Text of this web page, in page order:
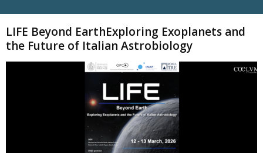
LIFE Beyond EarthExploring Exoplanets and
the Future of Italian Astrobiology